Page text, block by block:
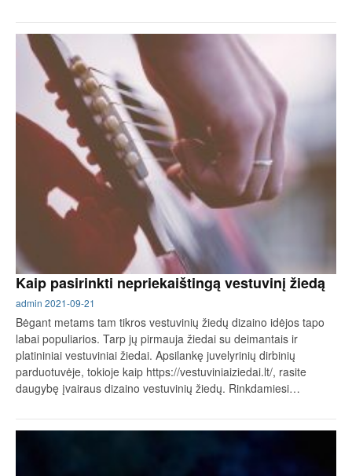
Kaip pasirinkti nepriekaištingą vestuvinį žiedą
admin 2021-09-21
Bėgant metams tam tikros vestuvinių žiedų dizaino idėjos tapo
labai populiarios. Tarp jų pirmauja žiedai su deimantais ir
platininiai vestuviniai žiedai. Apsilankę juvelyrinių dirbinių
parduotuvėje, tokioje kaip https://vestuviniaiziedai.lt/, rasite
daugybę įvairaus dizaino vestuvinių žiedų. Rinkdamiesi…